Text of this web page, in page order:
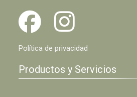
Política de privacidad
Productos y Servicios